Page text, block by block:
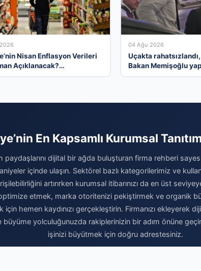
Nisan Enflasyon Verileri
Açıklanacak?
04 Ağu 2026
Uçakta
Bakan Memişoğlu
En Kapsamlı Kurumsal
paydaşlarını dijital bir ağda buluşturan firma rehberi
içinde ulaşın. Sektörel bazlı kategorilerimiz ve
artırırken kurumsal itibarınızı da en üst
etmek, marka otoritenizi pekiştirmek ve organik
için hemen kaydınızı gerçekleştirin. Firmanızı ekleyerek
büyüme yolculuğunuzda rakiplerinizin bir adım önüne
işinizi büyütmek için doğru adrestesiniz.